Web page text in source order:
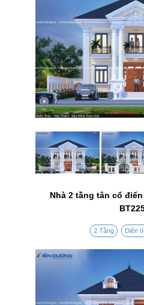
Nhà 2 tầng tân cổ
2 Tầng Diện